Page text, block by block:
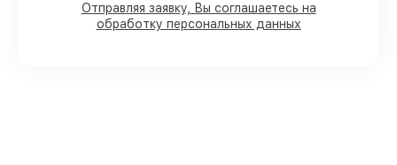
наличии в Краснодаре, остальные
доставляются быстро
Отправляя заявку, Вы соглашаетесь на
обработку персональных данных